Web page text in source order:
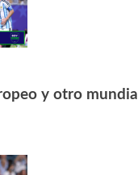
y otro mundial